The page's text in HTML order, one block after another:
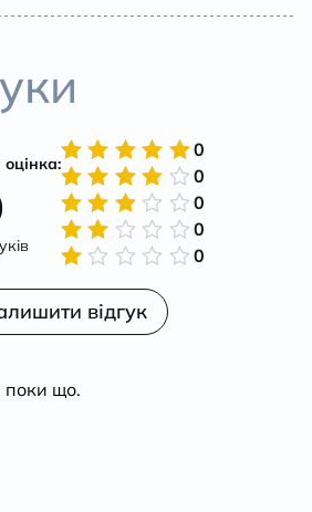
Оцінено
в5 з 5
0
Оцінено
в4 з
5
0
Оцінено
в3 з
5
0
Оцінено
0
Оцінено
в
1
0
відгук
поки що.